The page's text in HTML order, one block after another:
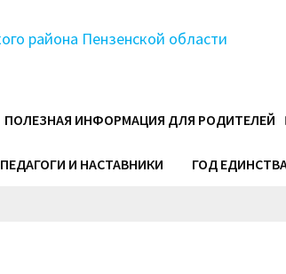
ПОЛЕЗНАЯ ИНФОРМАЦИЯ ДЛЯ РОДИТЕЛЕЙ
ПЕДАГОГИ И НАСТАВНИКИ ГОД